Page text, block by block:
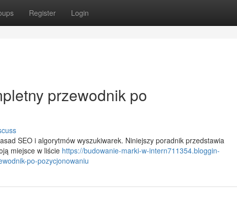
Register Login
przewodnik po
SEO i algorytmów wyszukiwarek. Niniejszy poradnik przedstawia
miejsce w liście https://budowanie-marki-w-intern711354.bloggin-
po-pozycjonowaniu